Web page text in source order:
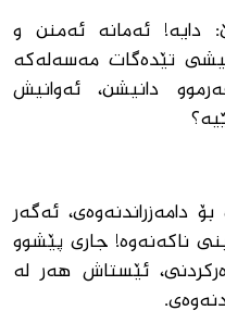
دایە! ئەمانە ئەمنن و
تێدەگات مەسەلەکە
دانیشن، ئەوانیش
دامەزراندنەوەی، ئەگەر
ناکەنەوە! جاری پێشوو
ئێستاش ھەر لە